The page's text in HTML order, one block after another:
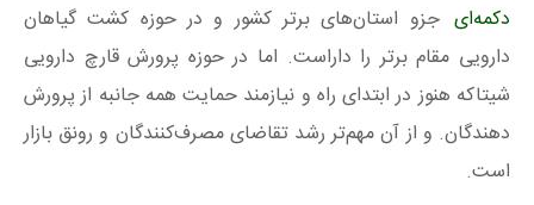
دکمه‌ای جزو استان‌های برتر کشور و در حوزه کشت گیاهان
دارویی مقام برتر را داراست. اما در حوزه پرورش قارچ دارویی
شیتاکه هنوز در ابتدای راه و نیازمند حمایت همه جانبه از پرورش
دهندگان. و از آن مهم‌تر رشد تقاضای مصرف‌کنندگان و رونق بازار
است.